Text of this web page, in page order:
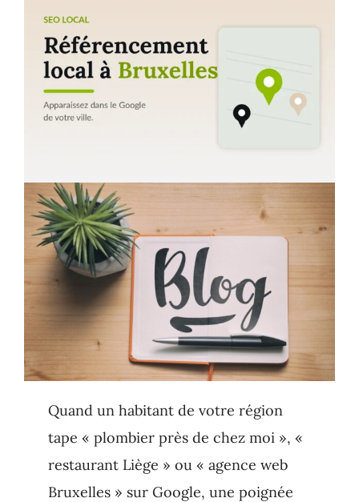
Quand un habitant de votre région
tape « plombier près de chez moi », «
restaurant Liège » ou « agence web
Bruxelles » sur Google, une poignée